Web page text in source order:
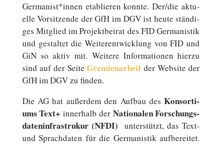
Germanist*innen eta­blie­ren konnte. Der/die ak­tu­
el­le Vor­sit­zen­de der GfH im DGV ist heute stän­di­
ges Mit­glied im Pro­jekt­bei­rat des FID Ger­ma­nis­tik
und ge­stal­tet die Wei­ter­ent­wick­lung von FID und
GiN so aktiv mit. Weitere In­for­ma­tio­nen hierzu
sind auf der SeiteGre­mi­en­ar­beit der Website der
GfH im DGV zu finden.
Die AG hat au­ßer­dem den Aufbau desKon­sor­ti­
ums Text+ in­ner­halb der Na­tio­na­len For­schungs­
da­ten­in­fra­stru­kur (NFDI) un­ter­stützt, das Text-
und Sprach­da­ten für die Ger­ma­nis­tik auf­be­rei­tet.